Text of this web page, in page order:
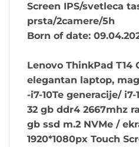
Screen IPS/svetleca
prsta/2camere/5h
Born of date:
Lenovo ThinkPad T14
elegantan laptop,
-i7-10Te generacije/
32 gb ddr4 2667mhz
gb ssd m.2 NVMe /
1920*1080px Touch